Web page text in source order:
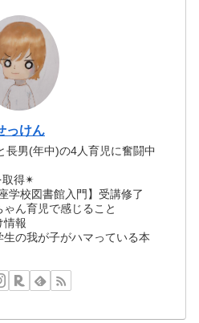
っけん
長男(年中)の4人育児に奮闘中
取得✴︎
学校図書館入門】受講修了
ゃん育児で感じること
情報
生の我が子がハマっている本